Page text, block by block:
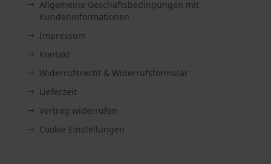
Allgemeine Geschäftsbedingungen mit
Kundeninformationen
Impressum
Kontakt
Widerrufsrecht & Widerrufsformular
Lieferzeit
Vertrag widerrufen
Cookie Einstellungen